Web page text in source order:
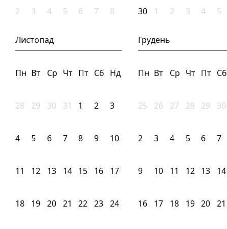
2 3 4 5 6 7 8 30 1 2 3 4 5
Листопад
Пн Вт Ср Чт Пт Сб Нд
28 29 30 31 1 2 3
4 5 6 7 8 9 10
11 12 13 14 15 16 17
18 19 20 21 22 23 24
Грудень
Пн Вт Ср Чт Пт Сб
25 26 27 28 29 30
2 3 4 5 6 7
9 10 11 12 13 14
16 17 18 19 20 21